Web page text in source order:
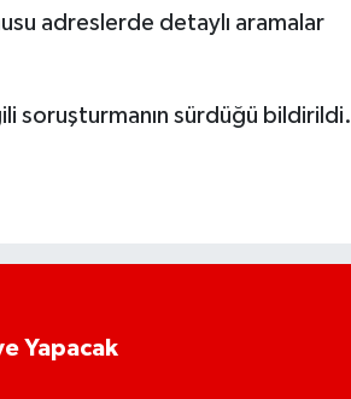
adreslerde detaylı aramalar
soruşturmanın sürdüğü bildirildi.
Yapacak